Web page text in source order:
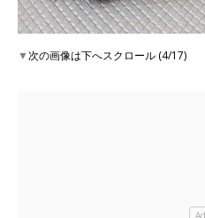
▼次の画像は下へスクロール (4/17)